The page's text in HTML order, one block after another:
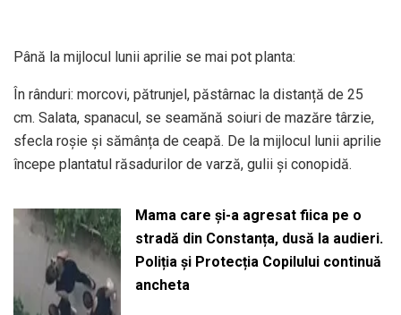
Până la mijlocul lunii aprilie se mai pot planta:
În rânduri: morcovi, pătrunjel, păstârnac la distanță de 25
cm. Salata, spanacul, se seamănă soiuri de mazăre târzie,
sfecla roșie și sămânța de ceapă. De la mijlocul lunii aprilie
începe plantatul răsadurilor de varză, gulii și conopidă.
Mama care și-a agresat fiica pe o
stradă din Constanța, dusă la audieri.
Poliția și Protecția Copilului continuă
ancheta